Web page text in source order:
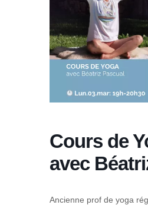
Cours de
avec
Ancienne prof de yoga